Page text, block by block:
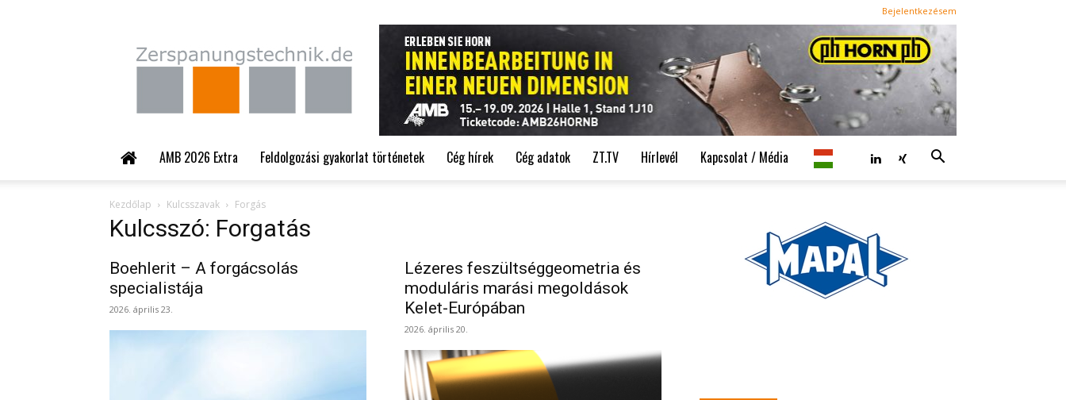
Bejelentkezésem
Zerspanungstechnik.de
AMB 2026 Extra Feldolgozási gyakorlat történetek Cég hírek Cég adatok ZT.TV Hírlevél Kapcsolat / Média
Kezdőlap Kulcsszavak Forgás
Kulcsszó: Forgatás
Boehlerit – A forgácsolás
specialistája
2026. április 23.
Lézeres feszültséggeometria és
moduláris marási megoldások
Kelet-Európában
2026. április 20.